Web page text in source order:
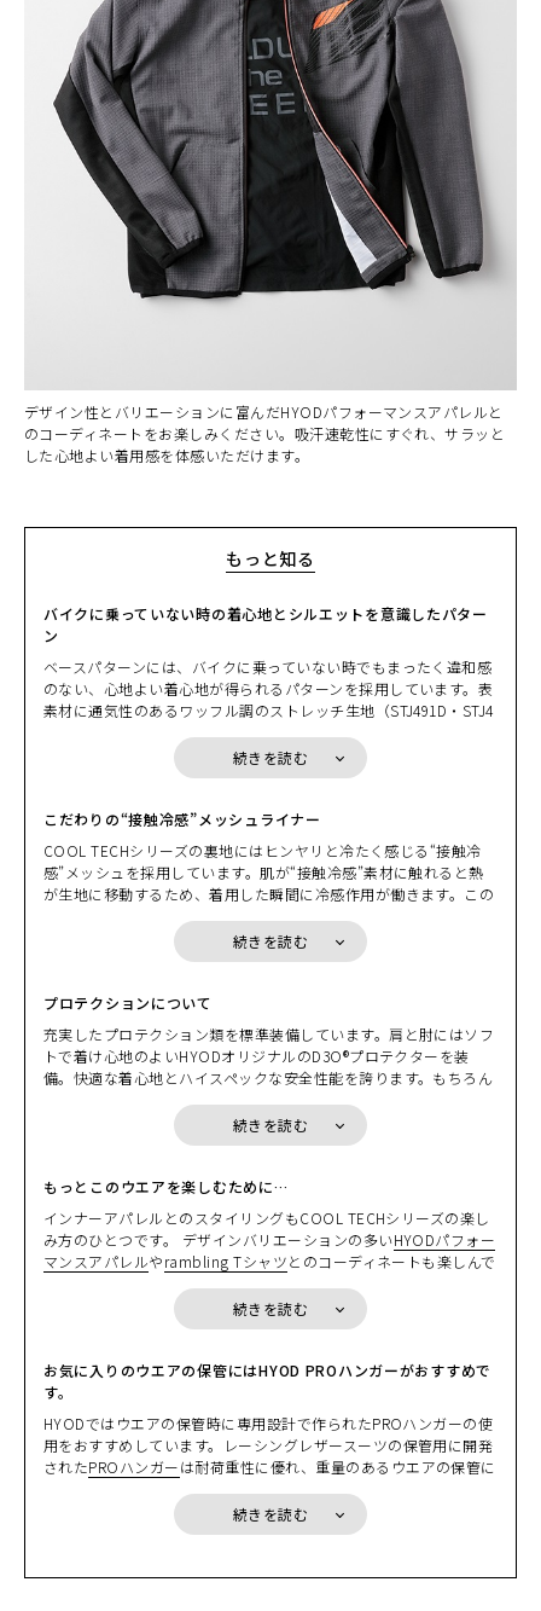
デザイン性とバリエーションに富んだHYODパフォーマンスアパレルと
のコーディネートをお楽しみください。吸汗速乾性にすぐれ、サラッと
した心地よい着用感を体感いただけます。
もっと知る
バイクに乗っていない時の着心地とシルエットを意識したパター
ン
ベースパターンには、バイクに乗っていない時でもまったく違和感
のない、心地よい着心地が得られるパターンを採用しています。表
素材に通気性のあるワッフル調のストレッチ生地（STJ491D・STJ4
を採用することで、ライディングシーンでもまったくストレスのな
い動きと着心地を体感することができます。バイクに跨ったときに
ST-Xパターンに劣りますが、肩の力を抜いたライディングを楽しむ
ときや、バイクを降りている時間が長いシチュエーションなどに最
適です。
続きを読む
こだわりの“接触冷感”メッシュライナー
COOL TECHシリーズの裏地にはヒンヤリと冷たく感じる“接触冷
感”メッシュを採用しています。肌が“接触冷感”素材に触れると熱
が生地に移動するため、着用した瞬間に冷感作用が働きます。この
さ対策として効果的です。環境にもやさしいエコロジカルなマテリ
アルとして、夏場の熱中症対策にも効果を発揮します。
性にすぐれたメッシュ素材を採用しています。ブラック/ブラック
はパターンの異なるワッフル調生地になります。
続きを読む
プロテクションについて
充実したプロテクション類を標準装備しています。肩と肘にはソフ
トで着け心地のよいHYODオリジナルのD3O®プロテクターを装
備。快適な着心地とハイスペックな安全性能を誇ります。もちろん
また、バックボーン（脊椎）にオプションのD3O® VIPER STEALTH
ション効果を高めることができます。
＊胸部のプロテクション効果を高めるには、「HYOD D3O® AIR CH
EST PROTECTOR」やセパレートタイプの「 HYOD D3O® AIR CHE
ST PROTECTOR Separate」の着用を推奨します。
HYOD D3O® AIR CHEST PROTECTOR：通気性と安全性を両立した
HYOD D3O® AIR CHEST PROTECTOR Separate
：通気性と安全
性、使い勝手に優れたセパレートタイプのD3O® チェストプロテク
ター
HYOD DYNAMIC PRO D3O® CHEST PROTECTOR： ハードシェル
とD3O®の2重構造。ワンランク上のCE規格LEVEL２認証モデル
D3O® VIPER STEALTHバックボーンプロテクター：ソフトタイプで
ありながら、バックボーンプロテクターのCE規格（EN1621-2）を
続きを読む
もっとこのウエアを楽しむために…
インナーアパレルとのスタイリングもCOOL TECHシリーズの楽し
み方のひとつです。 デザインバリエーションの多いHYODパフォー
マンスアパレルやrambling Tシャツとのコーディネートも楽しんで
を採用していますので、サラッとした心地よい着用感が体感いただ
ツーリングユースには、好評のUNiON COOLを採用したインナー
「UNiON COOL UNDER SHIRTS
るのがおすすめです。驚くほど涼しく、ほどよい着圧感があり、快
適に感じられます。
続きを読む
お気に入りのウエアの保管にはHYOD PROハンガーがおすすめで
す。
HYODではウエアの保管時に専用設計で作られたPROハンガーの使
用をおすすめしています。レーシングレザースーツの保管用に開発
されたPROハンガーは耐荷重性に優れ、重量のあるウエアの保管に
利用できるビクともしないヘビーデューティな作りが自慢です。ぜ
ひ大切なウエアの保管時にご利用ください。
続きを読む